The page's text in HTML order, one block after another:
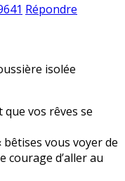
Répondre
isolée
que vos rêves se
bêtises vous voyer de
courage d’aller au